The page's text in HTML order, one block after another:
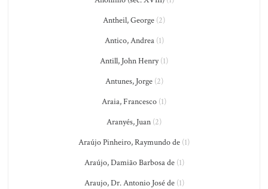
Antheil, George (2)
Antico, Andrea(1)
Antill, John Henry(1)
Antunes, Jorge(2)
Araia, Francesco (1)
Aranyés, Juan (2)
Araújo Pinheiro, Raymundo de (1)
Araújo, Damião Barbosa de(1)
Araujo, Dr. Antonio José de(1)